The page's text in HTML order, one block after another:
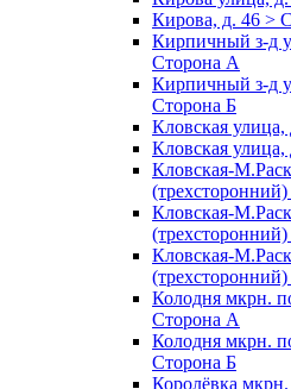
Кирова, д. 46 >
Кирпичный з-д
Сторона А
Кирпичный з-д
Сторона Б
Кловская
Кловская
Кловская-
Кловская-
Кловская-
Колодня мкрн.
Сторона А
Колодня мкрн.
Сторона Б
Королёвка